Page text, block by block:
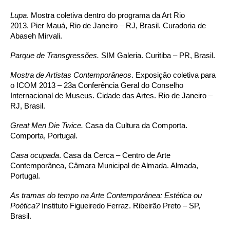
Lupa. Mostra coletiva dentro do programa da Art Rio
2013. Pier Mauá, Rio de Janeiro – RJ, Brasil. Curadoria de
Abaseh Mirvali.
Parque de Transgressões. SIM Galeria. Curitiba – PR, Brasil.
Mostra de Artistas Contemporâneos. Exposição coletiva para
o ICOM 2013 – 23a Conferência Geral do Conselho
Internacional de Museus. Cidade das Artes. Rio de Janeiro –
RJ, Brasil.
Great Men Die Twice. Casa da Cultura da Comporta.
Comporta, Portugal.
Casa ocupada. Casa da Cerca – Centro de Arte
Contemporânea, Câmara Municipal de Almada. Almada,
Portugal.
As tramas do tempo na Arte Contemporânea: Estética ou
Poética? Instituto Figueiredo Ferraz. Ribeirão Preto – SP,
Brasil.